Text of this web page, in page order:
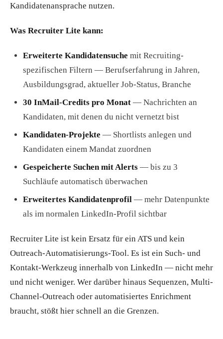
Kandidatenansprache nutzen.
Was Recruiter Lite kann:
Erweiterte Kandidatensuche mit Recruiting-
spezifischen Filtern — Berufserfahrung in Jahren,
Ausbildungsgrad, aktueller Job-Status, Branche
30 InMail-Credits pro Monat— Nachrichten an
Kandidaten, mit denen du nicht vernetzt bist
Kandidaten-Projekte — Shortlists anlegen und
Kandidaten einem Mandat zuordnen
Gespeicherte Suchen mit Alerts— bis zu 3
Suchläufe automatisch überwachen
Erweitertes Kandidatenprofil — mehr Datenpunkte
als im normalen LinkedIn-Profil sichtbar
Recruiter Lite ist kein Ersatz für ein ATS und kein
Outreach-Automatisierungs-Tool. Es ist ein Such- und
Kontakt-Werkzeug innerhalb von LinkedIn — nicht mehr
und nicht weniger. Wer darüber hinaus Sequenzen, Multi-
Channel-Outreach oder automatisiertes Enrichment
braucht, stößt hier schnell an die Grenzen.